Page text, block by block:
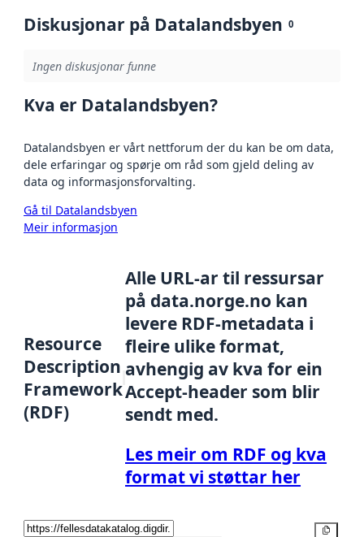
Diskusjonar på Datalandsbyen 0
Ingen diskusjonar funne
Kva er Datalandsbyen?
Datalandsbyen er vårt nettforum der du kan be om data,
dele erfaringar og spørje om råd som gjeld deling av
data og informasjonsforvalting.
Gå til Datalandsbyen
Meir informasjon
Resource
Description
Framework
(RDF)
Alle URL-ar til ressursar
på data.norge.no kan
levere RDF-metadata i
fleire ulike format,
avhengig av kva for ein
Accept-header som blir
sendt med.
Les meir om RDF og kva
format vi støttar her